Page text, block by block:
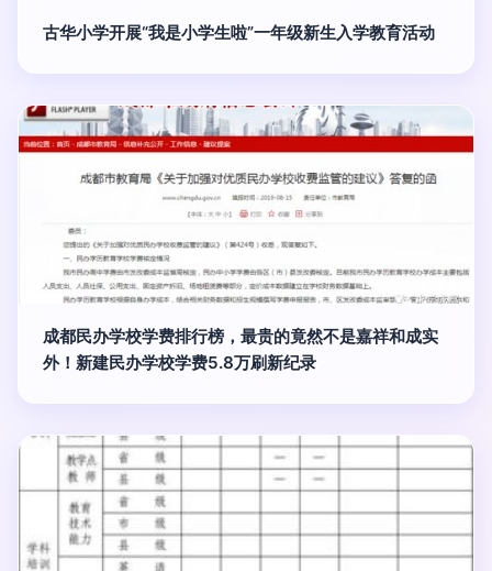
古华小学开展“我是小学生啦”一年级新生入学教育活动
成都民办学校学费排行榜，最贵的竟然不是嘉祥和成实
外！新建民办学校学费5.8万刷新纪录